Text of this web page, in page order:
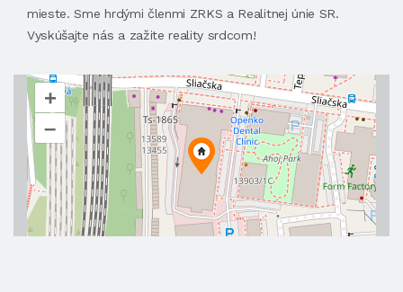
mieste. Sme hrdými členmi ZRKS a Realitnej únie SR.
Vyskúšajte nás a zažite reality srdcom!
+
–